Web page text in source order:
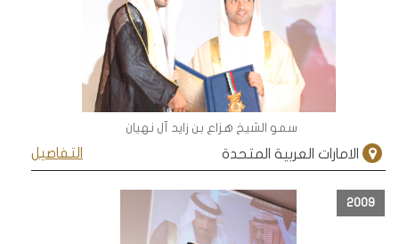
سمو الشيخ هزاع بن زايد آل نهيان
التفاصيل الامارات العربية المتحدة
2009